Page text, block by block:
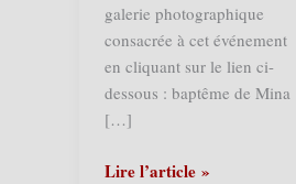
galerie photographique
consacrée à cet événement
en cliquant sur le lien ci-
dessous : baptême de Mina
[…]
La
Lire l’article »